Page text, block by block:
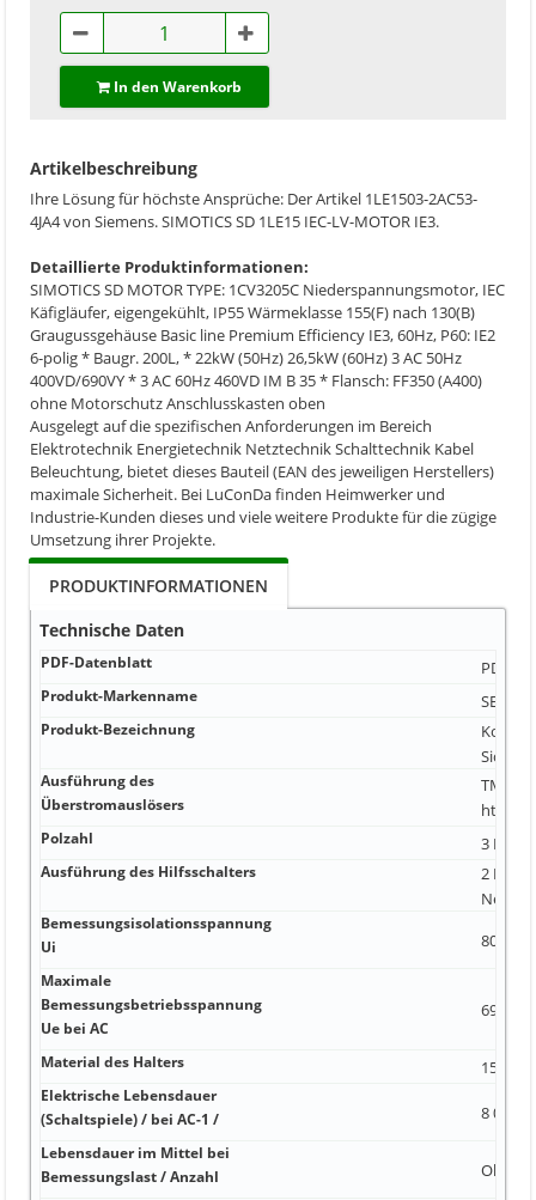
In den Warenkorb
Artikelbeschreibung
Ihre Lösung für höchste Ansprüche: Der Artikel 1LE1503-2AC53-
4JA4 von Siemens. SIMOTICS SD 1LE15 IEC-LV-MOTOR IE3.
Detaillierte Produktinformationen:
SIMOTICS SD MOTOR TYPE: 1CV3205C Niederspannungsmotor, IEC
Käfigläufer, eigengekühlt, IP55 Wärmeklasse 155(F) nach 130(B)
Graugussgehäuse Basic line Premium Efficiency IE3, 60Hz, P60: IE2
6-polig * Baugr. 200L, * 22kW (50Hz) 26,5kW (60Hz) 3 AC 50Hz
400VD/690VY * 3 AC 60Hz 460VD IM B 35 * Flansch: FF350 (A400)
ohne Motorschutz Anschlusskasten oben
Ausgelegt auf die spezifischen Anforderungen im Bereich
Elektrotechnik Energietechnik Netztechnik Schalttechnik Kabel
Beleuchtung, bietet dieses Bauteil (EAN des jeweiligen Herstellers)
maximale Sicherheit. Bei LuConDa finden Heimwerker und
Industrie-Kunden dieses und viele weitere Produkte für die zügige
Umsetzung ihrer Projekte.
PRODUKTINFORMATIONEN
Technische Daten
PDF-Datenblatt PDF-
Produkt-Markenname
Produkt-Bezeichnung
Ausführung des
Überstromauslösers
TM240
https://
Polzahl 3 Nein
Ausführung des Hilfsschalters
2
Nein
Bemessungsisolationsspannung
Ui
800 V
Maximale
Bemessungsbetriebsspannung
Ue bei AC
690 V
Material des Halters 15 000
Elektrische Lebensdauer
(Schaltspiele) / bei AC-1 /
8 000
Lebensdauer im Mittel bei
Bemessungslast / Anzahl
Ohne